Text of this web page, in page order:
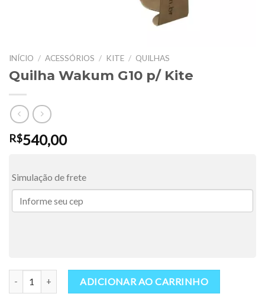
INÍCIO / ACESSÓRIOS / KITE / QUILHAS
Quilha Wakum G10 p/ Kite
R$540,00
Simulação de frete
Quilha Wakum G10 p/ Kite quantidade
ADICIONAR AO CARRINHO